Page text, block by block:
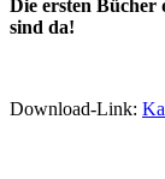
Die ersten Bücher
sind da!
Download-Link: